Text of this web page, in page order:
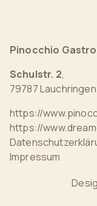
Pinocchio Gastro
Schulstr. 2,
79787 Lauchringen
https://
https://
Impressum